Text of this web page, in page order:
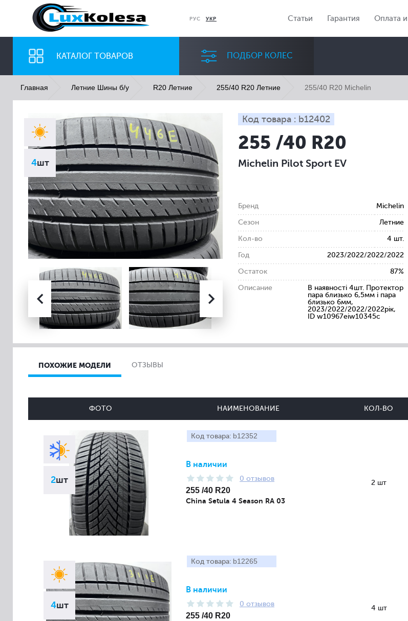
РУС УКР Статьи Гарантия Оплата
КАТАЛОГ ТОВАРОВ ПОДБОР КОЛЕС
ШИНЫ ДИСКИ
Ширина
Все
Профиль
Все Все Все
Главная Летние Шины б/у R20 Летние 255/40 R20 Летние 255/40 R20 Michelin
4шт
Код товара : b12402
255 /40 R20
Michelin Pilot Sport EV
Бренд Michelin
Сезон Летние
Кол-во 4 шт.
Год 2023/2022/2022/2022
Остаток 87%
Описание
В наявності 4шт. Протектор
пара близько 6,5мм і пара
близько 6мм,
2023/2022/2022/2022рік,
ID w10967eiw10345c
ПОХОЖИЕ МОДЕЛИ ОТЗЫВЫ
ФОТО НАИМЕНОВАНИЕ КОЛ-ВО
2шт
Код товара: b12352
В наличии
0 отзывов
255 /40 R20
China Setula 4 Season RA 03
2 шт
4шт
Код товара: b12265
В наличии
0 отзывов
255 /40 R20
4 шт